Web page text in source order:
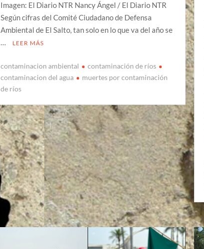
Imagen: El Diario NTR Nancy Ángel / El Diario NTR
Según cifras del Comité Ciudadano de Defensa
Ambiental de El Salto, tan solo en lo que va del año se
…
LEER MÁS
contaminacion ambiental
contaminación de ríos
contaminacion del agua
muertes por contaminación
de ríos